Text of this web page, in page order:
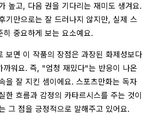
높고, 다음 권을 기다리는 재미도 생겨요.
기만으로는 잘 드러나지 않지만, 실제 스
히 중요하게 보는 요소예요.
보면 이 작품의 장점은 과장된 화제성보다
까워요. 즉, "엄청 재밌다"는 반응이 나온
을 잘 지킨 셈이에요. 스포츠만화는 독자
한 흐름과 감정의 카타르시스를 주는 것이
그 점을 긍정적으로 말해주고 있어요.